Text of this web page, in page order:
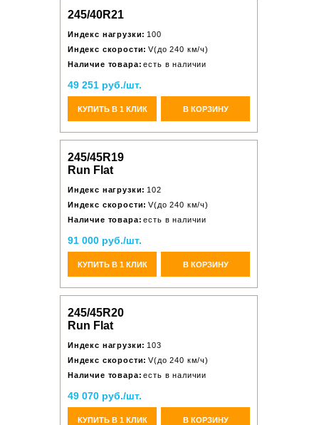
245/40R21
Индекс нагрузки: 100
Индекс скорости: V(до 240 км/ч)
Наличие товара: есть в наличии
49 251 руб./шт.
КУПИТЬ В 1 КЛИК В КОРЗИНУ
245/45R19
Run Flat
Индекс нагрузки: 102
Индекс скорости: V(до 240 км/ч)
Наличие товара: есть в наличии
91 000 руб./шт.
КУПИТЬ В 1 КЛИК В КОРЗИНУ
245/45R20
Run Flat
Индекс нагрузки: 103
Индекс скорости: V(до 240 км/ч)
Наличие товара: есть в наличии
49 070 руб./шт.
КУПИТЬ В 1 КЛИК В КОРЗИНУ